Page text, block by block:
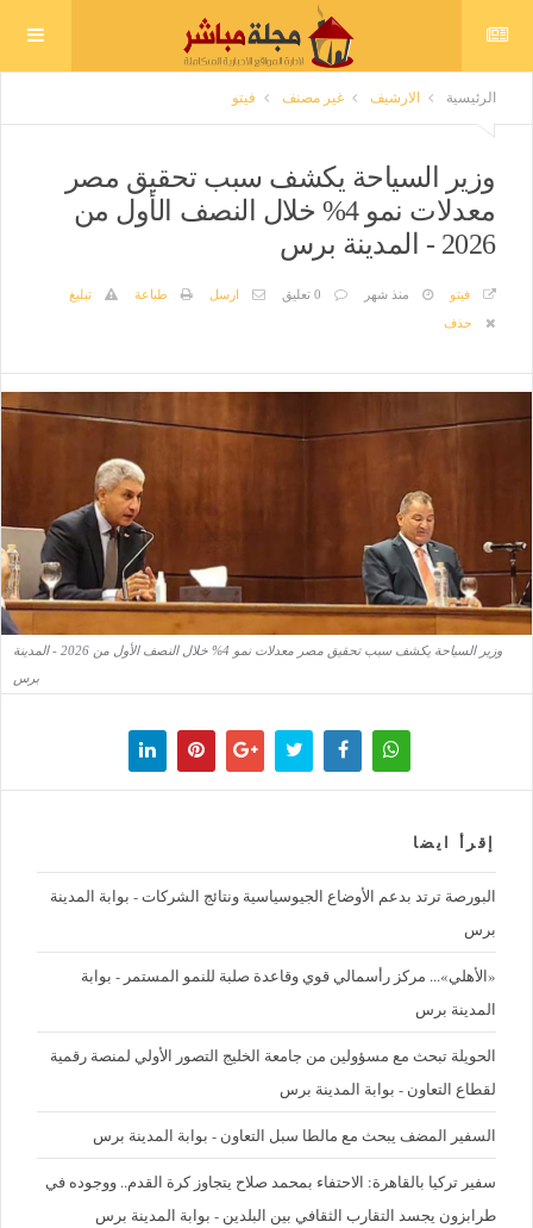
الرئيسية الارشيف غير مصنف فيتو
وزير السياحة يكشف سبب تحقيق مصر
معدلات نمو 4% خلال النصف الأول من
2026 - المدينة برس
فيتو منذ شهر 0 تعليق ارسل طباعة
تبليغ
حذف
وزير السياحة يكشف سبب تحقيق مصر معدلات نمو 4% خلال النصف الأول من 2026 - المدينة
برس
إقرأ ايضا
البورصة ترتد بدعم الأوضاع الجيوسياسية ونتائج الشركات - بوابة المدينة
برس
«الأهلي»... مركز رأسمالي قوي وقاعدة صلبة للنمو المستمر - بوابة
المدينة برس
الحويلة تبحث مع مسؤولين من جامعة الخليج التصور الأولي لمنصة رقمية
لقطاع التعاون - بوابة المدينة برس
السفير المضف يبحث مع مالطا سبل التعاون - بوابة المدينة برس
سفير تركيا بالقاهرة: الاحتفاء بمحمد صلاح يتجاوز كرة القدم.. ووجوده في
طرابزون يجسد التقارب الثقافي بين البلدين - بوابة المدينة برس